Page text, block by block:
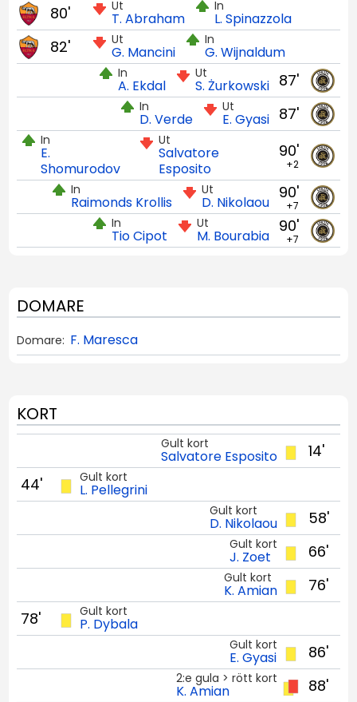
Ut
T. Abraham
In
L. Spinazzola
80'
Ut
G. Mancini
In
G. Wijnaldum
82'
87'
Ut
S. Żurkowski
In
A. Ekdal
87'
Ut
E. Gyasi
In
D. Verde
90'
+2
Ut
Salvatore
Esposito
In
E.
Shomurodov
90'
+7
Ut
D. Nikolaou
In
Raimonds Krollis
90'
+7
Ut
M. Bourabia
In
Tio Cipot
DOMARE
Domare: F. Maresca
KORT
14'
Gult kort
Salvatore Esposito
Gult kort
L. Pellegrini
44'
58'
Gult kort
D. Nikolaou
66'
Gult kort
J. Zoet
76'
Gult kort
K. Amian
Gult kort
P. Dybala
78'
86'
Gult kort
E. Gyasi
88'
2:e gula > rött kort
K. Amian